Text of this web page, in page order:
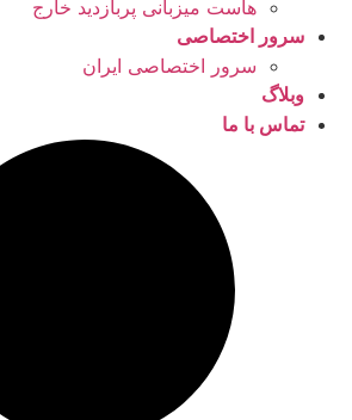
هاست میزبانی پربازدید خارج
سرور اختصاصی
سرور اختصاصی ایران
وبلاگ
تماس با ما